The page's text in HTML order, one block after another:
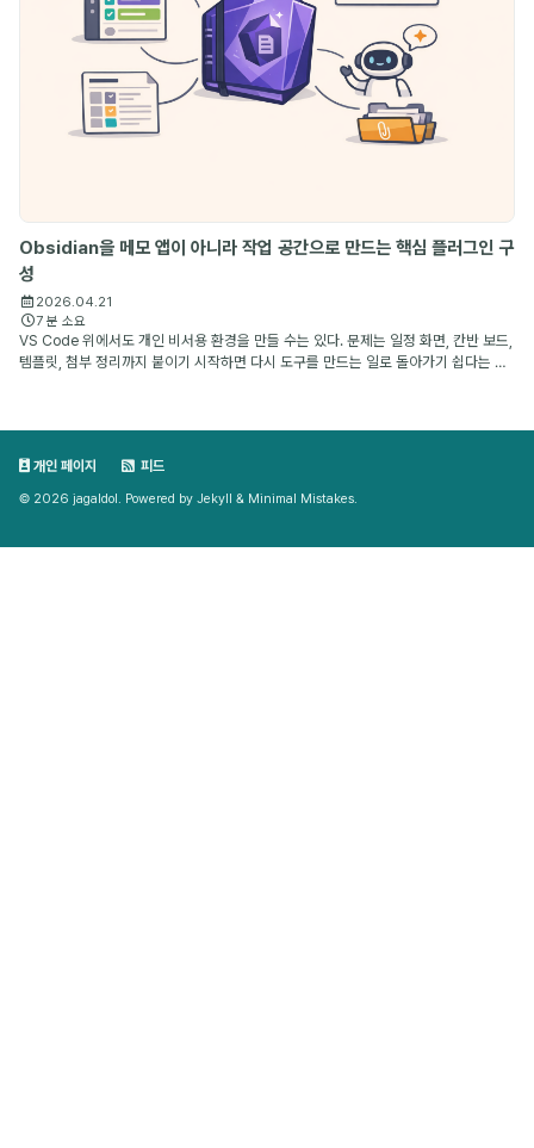
Obsidian을 메모 앱이 아니라 작업 공간으로 만드는 핵심 플러그인 구
성
2026.04.21
7 분 소요
VS Code 위에서도 개인 비서용 환경을 만들 수는 있다. 문제는 일정 화면, 칸반 보드,
템플릿, 첨부 정리까지 붙이기 시작하면 다시 도구를 만드는 일로 돌아가기 쉽다는 점
개인 페이지 피드
© 2026 jagaldol. Powered by Jekyll & Minimal Mistakes.